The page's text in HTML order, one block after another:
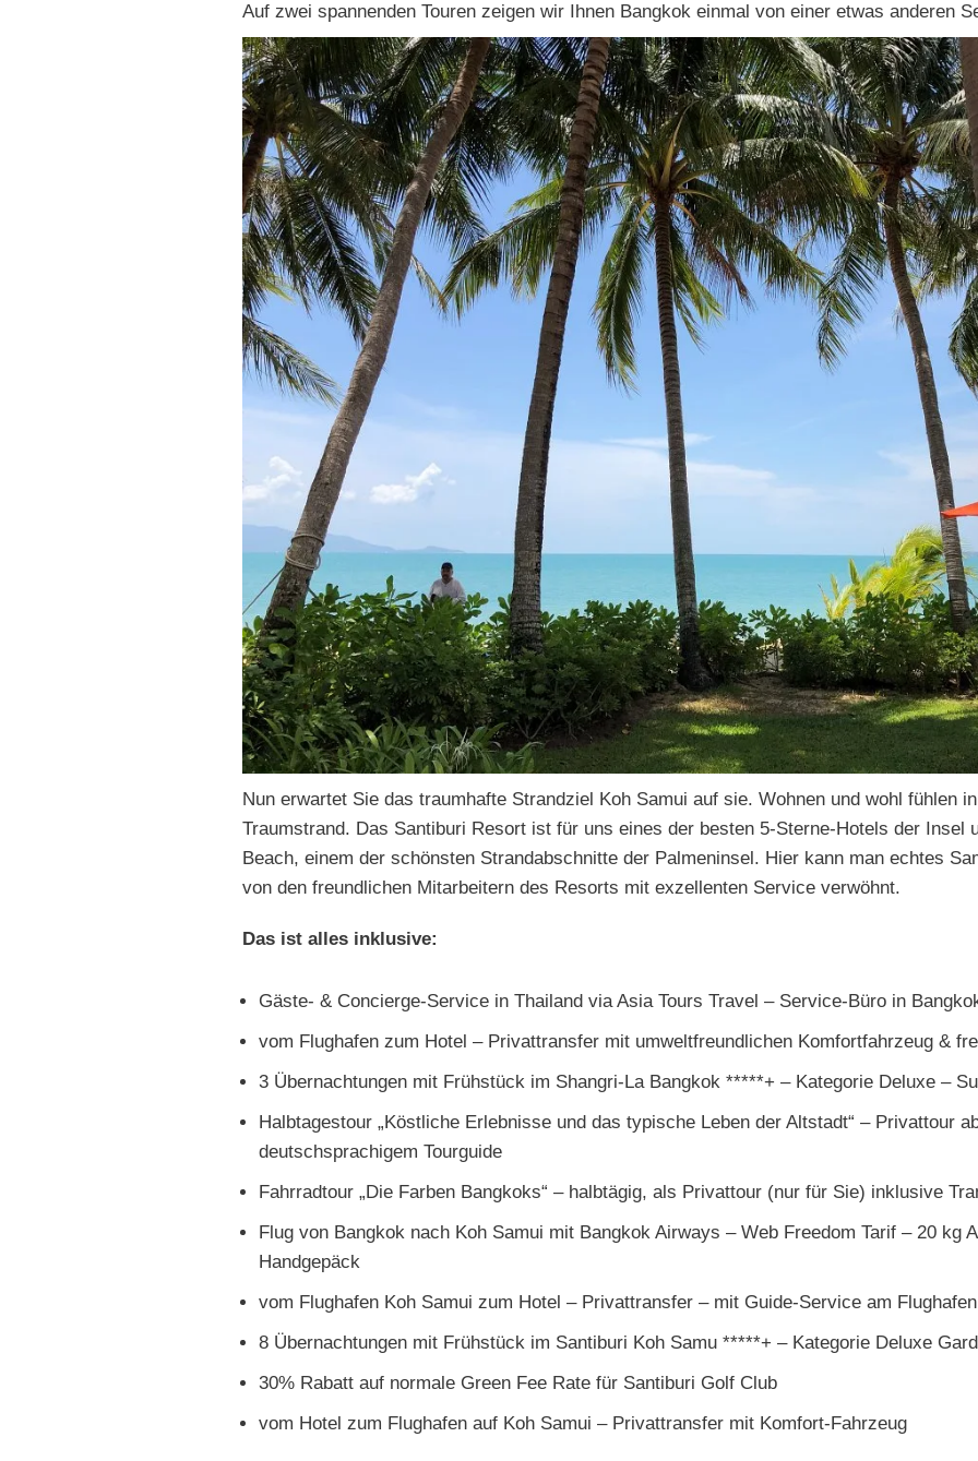
Auf zwei spannenden Touren zeigen wir Ihnen Bangkok einmal von einer etwas anderen
Nun erwartet Sie das traumhafte Strandziel Koh Samui auf sie. Wohnen und wohl fühlen
Traumstrand. Das Santiburi Resort ist für uns eines der besten 5-Sterne-Hotels der Insel
Beach, einem der schönsten Strandabschnitte der Palmeninsel. Hier kann man echtes
von den freundlichen Mitarbeitern des Resorts mit exzellenten Service verwöhnt.
Das ist alles inklusive:
Gäste- & Concierge-Service in Thailand via Asia Tours Travel – Service-Büro in
vom Flughafen zum Hotel – Privattransfer mit umweltfreundlichen Komfortfahrzeug &
3 Übernachtungen mit Frühstück im Shangri-La Bangkok *****+ – Kategorie Deluxe –
Halbtagestour „Köstliche Erlebnisse und das typische Leben der Altstadt“ – Privattour
deutschsprachigem Tourguide
Fahrradtour „Die Farben Bangkoks“ – halbtägig, als Privattour (nur für Sie) inklusive
Flug von Bangkok nach Koh Samui mit Bangkok Airways – Web Freedom Tarif – 20 kg
Handgepäck
vom Flughafen Koh Samui zum Hotel – Privattransfer – mit Guide-Service am Flughafen
8 Übernachtungen mit Frühstück im Santiburi Koh Samu *****+ – Kategorie Deluxe
30% Rabatt auf normale Green Fee Rate für Santiburi Golf Club
vom Hotel zum Flughafen auf Koh Samui – Privattransfer mit Komfort-Fahrzeug